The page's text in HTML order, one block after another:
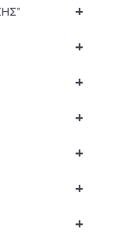
+
+
+
+
+
+
+